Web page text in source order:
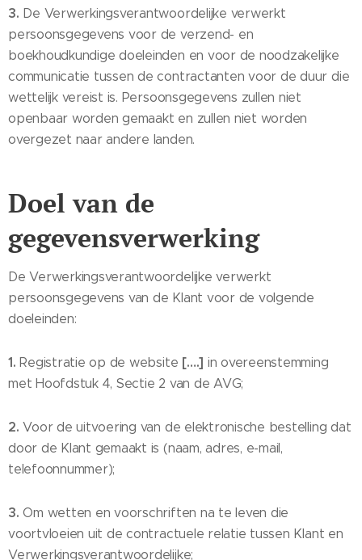
3. De Verwerkingsverantwoordelijke verwerkt
persoonsgegevens voor de verzend- en
boekhoudkundige doeleinden en voor de noodzakelijke
communicatie tussen de contractanten voor de duur die
wettelijk vereist is. Persoonsgegevens zullen niet
openbaar worden gemaakt en zullen niet worden
overgezet naar andere landen.
Doel van de
gegevensverwerking
De Verwerkingsverantwoordelijke verwerkt
persoonsgegevens van de Klant voor de volgende
doeleinden:
1.Registratie op de website [….] in overeenstemming
met Hoofdstuk 4, Sectie 2 van de AVG;
2.Voor de uitvoering van de elektronische bestelling dat
door de Klant gemaakt is (naam, adres, e-mail,
telefoonnummer);
3.Om wetten en voorschriften na te leven die
voortvloeien uit de contractuele relatie tussen Klant en
Verwerkingsverantwoordelijke;